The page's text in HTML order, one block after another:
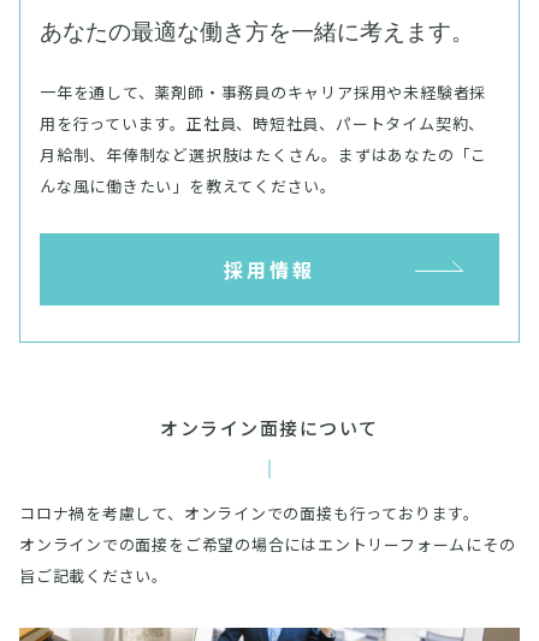
あなたの最適な働き方を一緒に考えます。
一年を通して、 薬剤師・事務員のキャリア採用や未経験者採
用を行っています。正社員、時短社員、パートタイム契約、
月給制、年俸制など選択肢はたくさん。
まずはあなたの「こ
んな風に働きたい」を教えてください。
採用情報
オンライン面接について
コロナ禍を考慮して、オンラインでの面接も行っております。
オンラインでの面接をご希望の場合にはエントリーフォームにその
旨ご記載ください。